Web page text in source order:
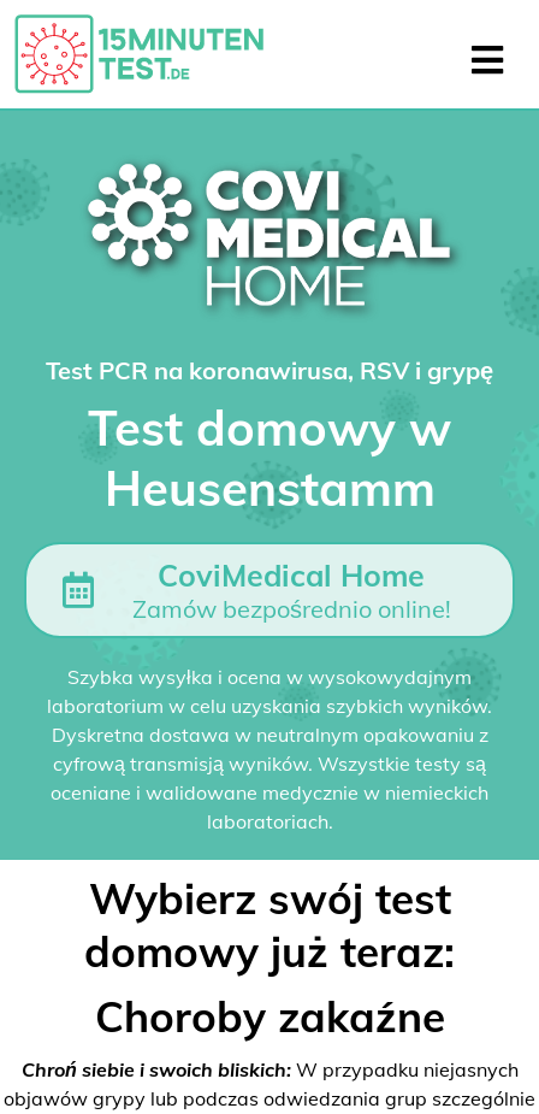
Test PCR na koronawirusa, RSV i grypę
Test domowy w
Heusenstamm
CoviMedical Home
Zamów bezpośrednio online!
Szybka wysyłka i ocena w wysokowydajnym
laboratorium w celu uzyskania szybkich wyników.
Dyskretna dostawa w neutralnym opakowaniu z
cyfrową transmisją wyników. Wszystkie testy są
oceniane i walidowane medycznie w niemieckich
laboratoriach.
Wybierz swój test
domowy już teraz:
Choroby zakaźne
Chroń siebie i swoich bliskich:W przypadku niejasnych
objawów grypy lub podczas odwiedzania grup szczególnie